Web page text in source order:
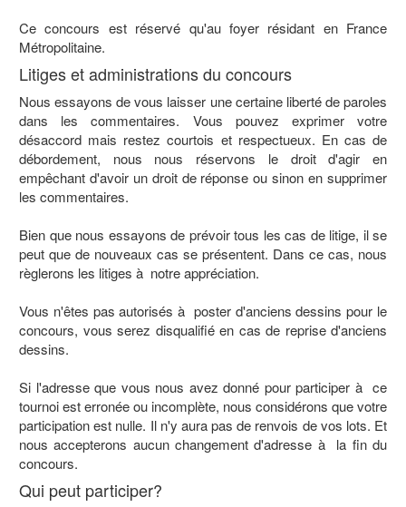
Ce concours est réservé qu'au foyer résidant en France
Métropolitaine.
Litiges et administrations du concours
Nous essayons de vous laisser une certaine liberté de paroles
dans les commentaires. Vous pouvez exprimer votre
désaccord mais restez courtois et respectueux. En cas de
débordement, nous nous réservons le droit d'agir en
empêchant d'avoir un droit de réponse ou sinon en supprimer
les commentaires.
Bien que nous essayons de prévoir tous les cas de litige, il se
peut que de nouveaux cas se présentent. Dans ce cas, nous
règlerons les litiges à notre appréciation.
Vous n'êtes pas autorisés à poster d'anciens dessins pour le
concours, vous serez disqualifié en cas de reprise d'anciens
dessins.
Si l'adresse que vous nous avez donné pour participer à ce
tournoi est erronée ou incomplète, nous considérons que votre
participation est nulle. Il n'y aura pas de renvois de vos lots. Et
nous accepterons aucun changement d'adresse à la fin du
concours.
Qui peut participer?